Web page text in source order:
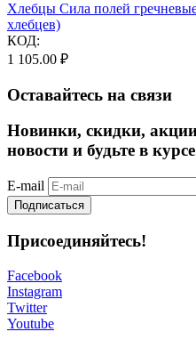
Хлебцы Сила полей
хлебцев)
КОД:
1 105.00 ₽
Оставайтесь на связи
Новинки, скидки,
новости и будьте в
E-mail
Подписаться
Присоединяйтесь!
Facebook
Instagram
Twitter
Youtube